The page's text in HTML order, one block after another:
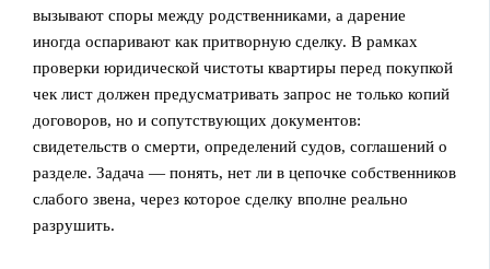
вызывают споры между родственниками, а дарение
иногда оспаривают как притворную сделку. В рамках
проверки юридической чистоты квартиры перед покупкой
чек лист должен предусматривать запрос не только копий
договоров, но и сопутствующих документов:
свидетельств о смерти, определений судов, соглашений о
разделе. Задача — понять, нет ли в цепочке собственников
слабого звена, через которое сделку вполне реально
разрушить.